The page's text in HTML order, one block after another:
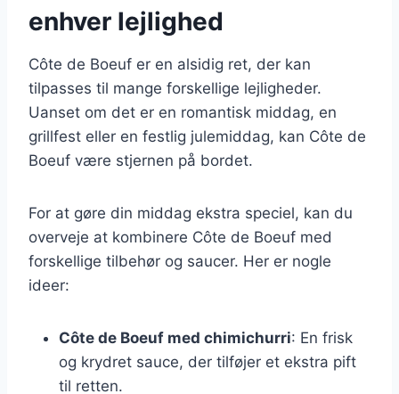
enhver lejlighed
Côte de Boeuf er en alsidig ret, der kan
tilpasses til mange forskellige lejligheder.
Uanset om det er en romantisk middag, en
grillfest eller en festlig julemiddag, kan Côte de
Boeuf være stjernen på bordet.
For at gøre din middag ekstra speciel, kan du
overveje at kombinere Côte de Boeuf med
forskellige tilbehør og saucer. Her er nogle
ideer:
Côte de Boeuf med chimichurri: En frisk
og krydret sauce, der tilføjer et ekstra pift
til retten.